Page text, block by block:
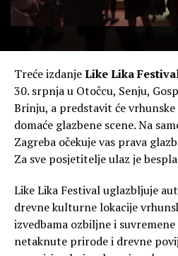
Treće izdanjeLike Lika
30. srpnja u Otočcu, Senju,
Brinju, a predstavit će
domaće glazbene scene. Na
Zagreba očekuje vas prava
Za sve posjetitelje ulaz je
Like Lika Festival uglazbljuje
drevne kulturne lokacije
izvedbama ozbiljne i
netaknute prirode i drevne